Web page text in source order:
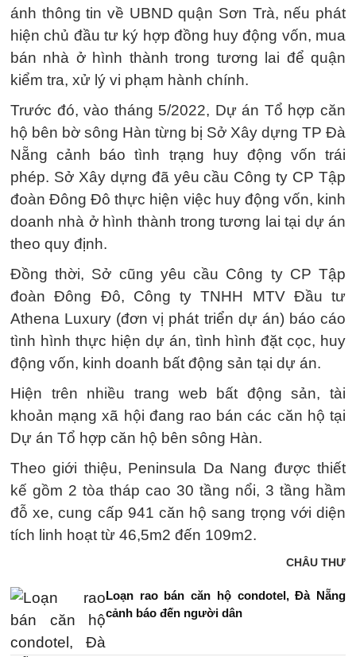
ánh thông tin về UBND quận Sơn Trà, nếu phát
hiện chủ đầu tư ký hợp đồng huy động vốn, mua
bán nhà ở hình thành trong tương lai để quận
kiểm tra, xử lý vi phạm hành chính.
Trước đó, vào tháng 5/2022, Dự án Tổ hợp căn
hộ bên bờ sông Hàn từng bị Sở Xây dựng TP Đà
Nẵng cảnh báo tình trạng huy động vốn trái
phép. Sở Xây dựng đã yêu cầu Công ty CP Tập
đoàn Đông Đô thực hiện việc huy động vốn, kinh
doanh nhà ở hình thành trong tương lai tại dự án
theo quy định.
Đồng thời, Sở cũng yêu cầu Công ty CP Tập
đoàn Đông Đô, Công ty TNHH MTV Đầu tư
Athena Luxury (đơn vị phát triển dự án) báo cáo
tình hình thực hiện dự án, tình hình đặt cọc, huy
động vốn, kinh doanh bất động sản tại dự án.
Hiện trên nhiều trang web bất động sản, tài
khoản mạng xã hội đang rao bán các căn hộ tại
Dự án Tổ hợp căn hộ bên sông Hàn.
Theo giới thiệu, Peninsula Da Nang được thiết
kế gồm 2 tòa tháp cao 30 tầng nổi, 3 tầng hầm
đỗ xe, cung cấp 941 căn hộ sang trọng với diện
tích linh hoạt từ 46,5m2 đến 109m2.
CHÂU THƯ
Loạn rao bán căn hộ condotel, Đà Nẵng
cảnh báo đến người dân